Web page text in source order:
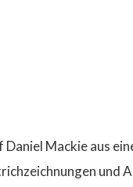
Mackie aus
und